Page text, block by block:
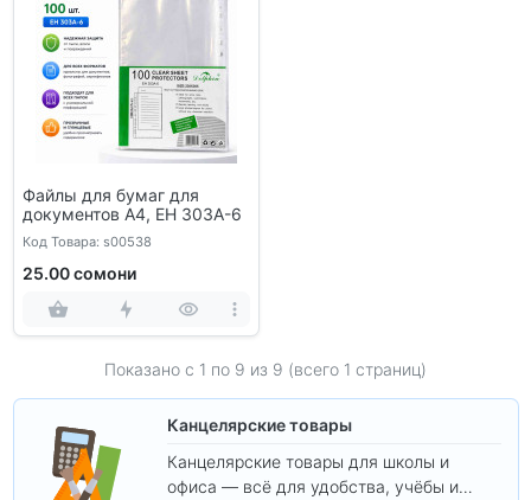
Файлы для бумаг для
документов A4, ЕН 303А-6
Код Товара: s00538
25.00 сомони
Показано с 1 по 9 из 9 (всего 1 страниц)
Канцелярские товары
Канцелярские товары для школы и
офиса — всё для удобства, учёбы и